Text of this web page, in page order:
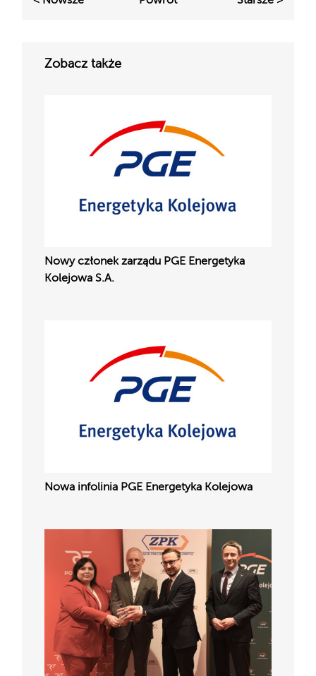
Zobacz także
Nowy członek zarządu PGE Energetyka
Kolejowa S.A.
Nowa infolinia PGE Energetyka Kolejowa